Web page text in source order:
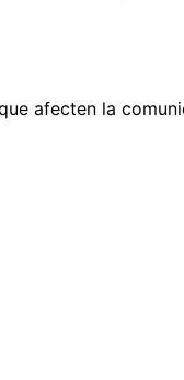
afecten la